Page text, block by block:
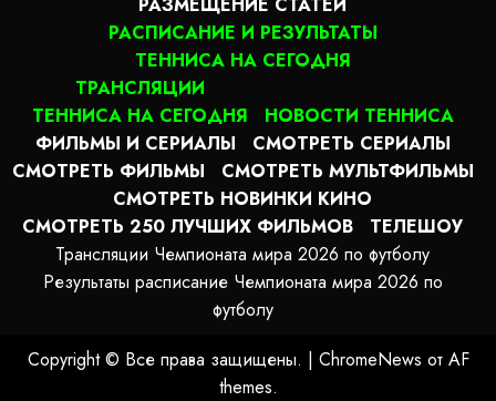
РАСПИСАНИЕ И РЕЗУЛЬТАТЫ
ТЕННИСА НА СЕГОДНЯ
ТРАНСЛЯЦИИ
ТЕННИСА НА СЕГОДНЯ
НОВОСТИ ТЕННИСА
ФИЛЬМЫ И СЕРИАЛЫ
СМОТРЕТЬ СЕРИАЛЫ
СМОТРЕТЬ ФИЛЬМЫ
СМОТРЕТЬ МУЛЬТФИЛЬМЫ
СМОТРЕТЬ НОВИНКИ КИНО
СМОТРЕТЬ 250 ЛУЧШИХ ФИЛЬМОВ
ТЕЛЕШОУ
Трансляции Чемпионата мира 2026 по футболу
Результаты расписание Чемпионата мира 2026 по
футболу
Copyright © Все права защищены. | ChromeNews от AF
themes.